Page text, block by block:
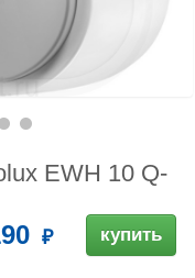
EWH 10 Q-
купить